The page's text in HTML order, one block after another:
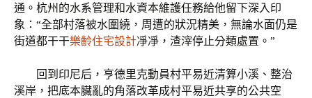
通。杭州的水系管理和水資本維護任務給他留下深入印
象：“全部村落被水圍繞，周遭的狀況精美，無論水面仍是
街道都干干樂齡住宅設計凈凈，渣滓停止分類處置。”
回到印尼后，亨德里克動員村平易近清算小溪、整治
溪岸，把底本臟亂的角落改革成村平易近共享的公共空